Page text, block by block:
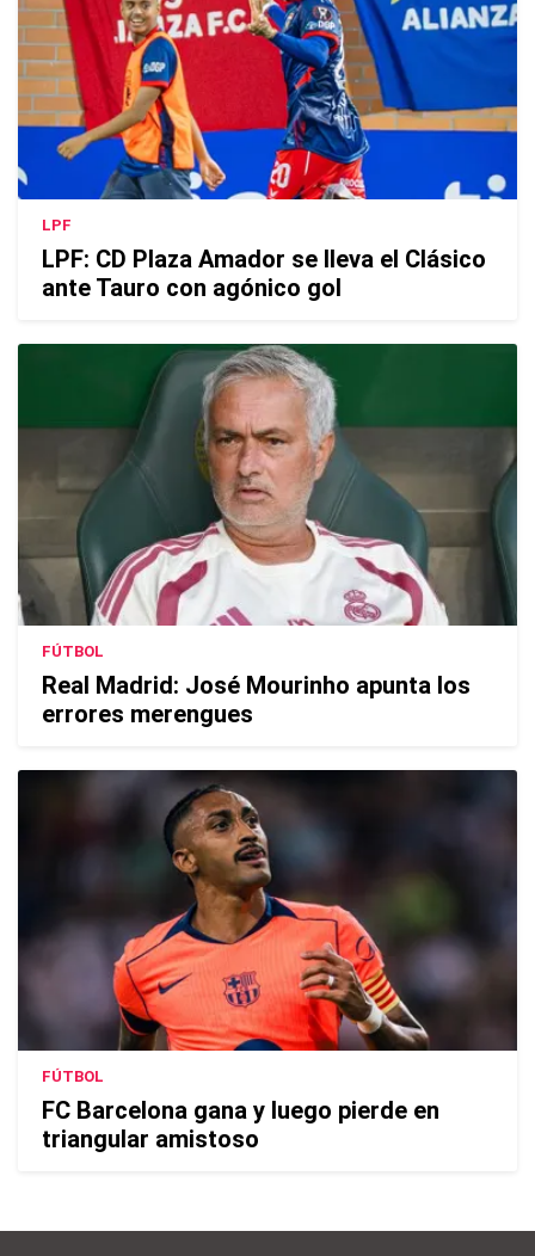
LPF
LPF: CD Plaza Amador se lleva el Clásico
ante Tauro con agónico gol
FÚTBOL
Real Madrid: José Mourinho apunta los
errores merengues
FÚTBOL
FC Barcelona gana y luego pierde en
triangular amistoso